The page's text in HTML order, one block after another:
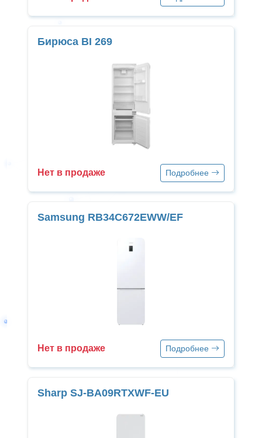
Бирюса BI 269
Нет в продаже Подробнее
Samsung RB34C672EWW/EF
Нет в продаже Подробнее
Sharp SJ-BA09RTXWF-EU